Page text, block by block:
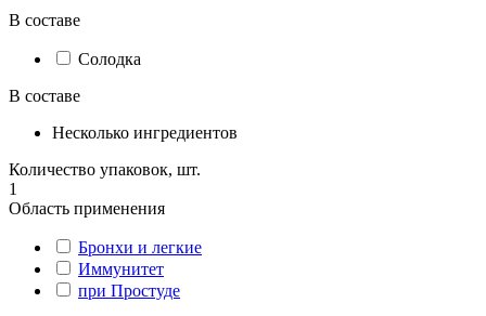
В составе
Солодка
В составе
Несколько ингредиентов
Количество упаковок, шт.
1
Область применения
Бронхи и легкие
Иммунитет
при Простуде